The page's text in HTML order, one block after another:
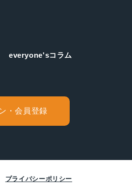
everyone'sコラム
・会員登録
プライバシーポリシー